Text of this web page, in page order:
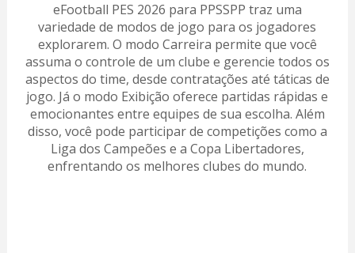
eFootball PES 2026 para PPSSPP traz uma
variedade de modos de jogo para os jogadores
explorarem. O modo Carreira permite que você
assuma o controle de um clube e gerencie todos os
aspectos do time, desde contratações até táticas de
jogo. Já o modo Exibição oferece partidas rápidas e
emocionantes entre equipes de sua escolha. Além
disso, você pode participar de competições como a
Liga dos Campeões e a Copa Libertadores,
enfrentando os melhores clubes do mundo.